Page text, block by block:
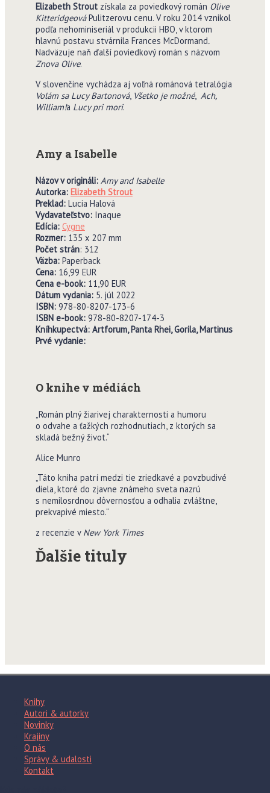
Elizabeth Stroutzískala za poviedkový román Olive
KitteridgeováPulitzerovu cenu. V roku 2014 vznikol
podľa nehominiseriál v produkcii HBO, v ktorom
hlavnú postavu stvárnila Frances McDormand.
Nadväzuje naň ďalší poviedkový román s názvom
Znova Olive.
V slovenčine vychádza aj voľná románová tetralógia
Volám sa Lucy Bartonová, Všetko je možné, Ach,
William!a Lucy pri mori.
Amy a Isabelle
Názov v origináli: Amy and Isabelle
Autorka: Elizabeth Strout
Preklad: Lucia Halová
Vydavateľstvo:Inaque
Edícia: Cygne
Rozmer:135 x 207 mm
Počet strán: 312
Väzba:Paperback
Cena: 16,99 EUR
Cena e-book: 11,90 EUR
Dátum vydania: 5. júl 2022
ISBN: 978-80-8207-173-6
ISBN e-book:978-80-8207-174-3
Kníhkupectvá: Artforum, Panta Rhei, Gorila,Martinus
Prvé vydanie:
O knihe v médiách
„Román plný žiarivej charakternosti a humoru
o odvahe a ťažkých rozhodnutiach, z ktorých sa
skladá bežný život.“
Alice Munro
„Táto kniha patrí medzi tie zriedkavé a povzbudivé
diela, ktoré do zjavne známeho sveta nazrú
s nemilosrdnou dôvernosťou a odhalia zvláštne,
prekvapivé miesto.“
z recenzie v New York Times
Ďalšie tituly
Knihy
Autori & autorky
Novinky
Krajiny
O nás
Správy & udalosti
Kontakt